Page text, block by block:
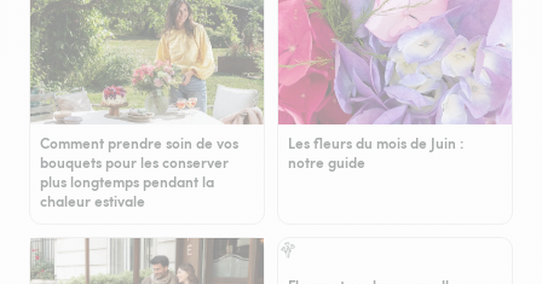
Comment prendre soin de vos
bouquets pour les conserver
plus longtemps pendant la
chaleur estivale
Les fleurs du mois de Juin :
notre guide